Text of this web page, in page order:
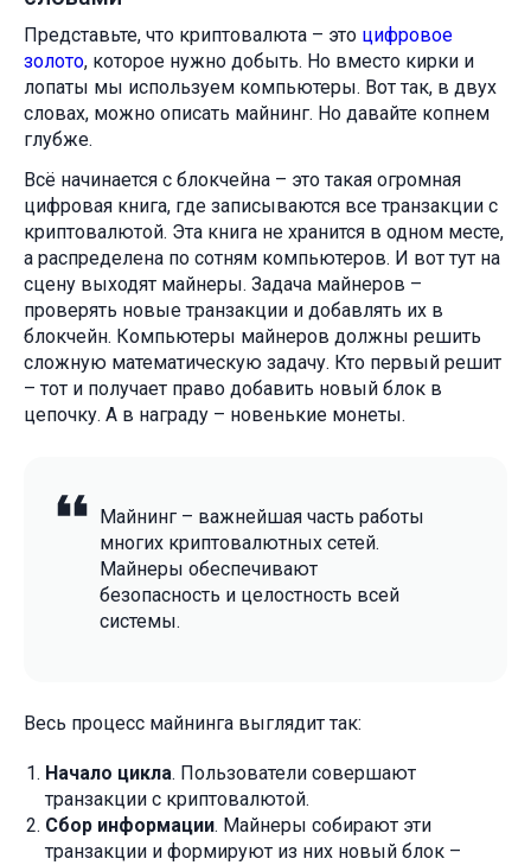
Представьте, что криптовалюта – это цифровое
золото, которое нужно добыть. Но вместо кирки и
лопаты мы используем компьютеры. Вот так, в двух
словах, можно описать майнинг. Но давайте копнем
глубже.
Всё начинается с блокчейна – это такая огромная
цифровая книга, где записываются все транзакции с
криптовалютой. Эта книга не хранится в одном месте,
а распределена по сотням компьютеров. И вот тут на
сцену выходят майнеры. Задача майнеров –
проверять новые транзакции и добавлять их в
блокчейн. Компьютеры майнеров должны решить
сложную математическую задачу. Кто первый решит
– тот и получает право добавить новый блок в
цепочку. А в награду – новенькие монеты.
Майнинг – важнейшая часть работы
многих криптовалютных сетей.
Майнеры обеспечивают
безопасность и целостность всей
системы.
Весь процесс майнинга выглядит так:
Начало цикла. Пользователи совершают
транзакции с криптовалютой.
Сбор информации. Майнеры собирают эти
транзакции и формируют из них новый блок –